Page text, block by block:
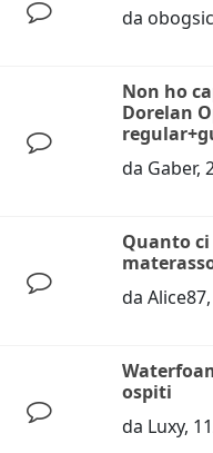
da obogsic
Non ho
Dorelan
da Gaber,
Quanto
daAlice87,
ospiti
da Luxy,